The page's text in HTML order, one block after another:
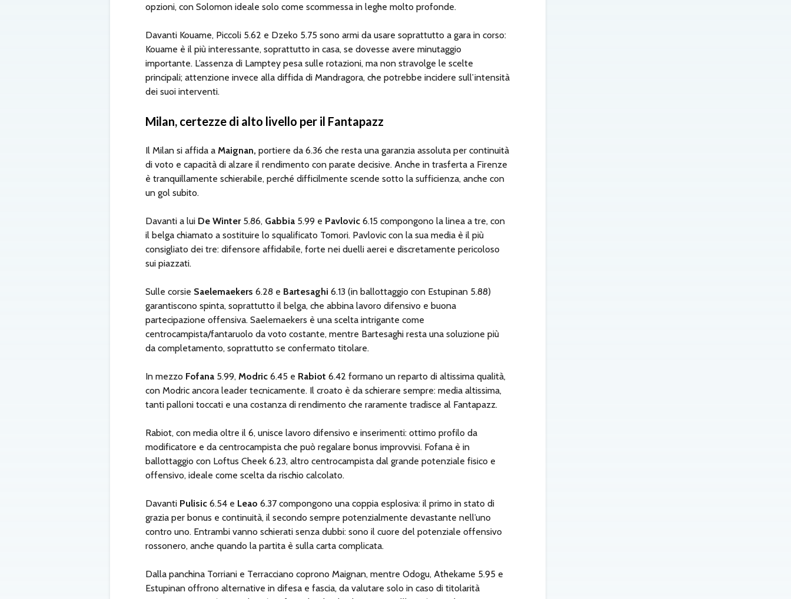
opzioni, con Solomon ideale solo come scommessa in leghe molto profonde.
Davanti Kouame, Piccoli 5.62 e Dzeko 5.75 sono armi da usare soprattutto a gara in corso:
Kouame è il più interessante, soprattutto in casa, se dovesse avere minutaggio
importante. L’assenza di Lamptey pesa sulle rotazioni, ma non stravolge le scelte
principali; attenzione invece alla diffida di Mandragora, che potrebbe incidere sull’intensità
dei suoi interventi.
Milan, certezze di alto livello per il Fantapazz
Il Milan si affida a Maignan, portiere da 6.36 che resta una garanzia assoluta per continuità
di voto e capacità di alzare il rendimento con parate decisive. Anche in trasferta a Firenze
è tranquillamente schierabile, perché difficilmente scende sotto la sufficienza, anche con
un gol subito.
Davanti a lui De Winter5.86, Gabbia 5.99 e Pavlovic 6.15 compongono la linea a tre, con
il belga chiamato a sostituire lo squalificato Tomori. Pavlovic con la sua media è il più
consigliato dei tre: difensore affidabile, forte nei duelli aerei e discretamente pericoloso
sui piazzati.
Sulle corsie Saelemaekers 6.28 e Bartesaghi 6.13 (in ballottaggio con Estupinan 5.88)
garantiscono spinta, soprattutto il belga, che abbina lavoro difensivo e buona
partecipazione offensiva. Saelemaekers è una scelta intrigante come
centrocampista/fantaruolo da voto costante, mentre Bartesaghi resta una soluzione più
da completamento, soprattutto se confermato titolare.
In mezzo Fofana 5.99, Modric 6.45 e Rabiot 6.42 formano un reparto di altissima qualità,
con Modric ancora leader tecnicamente. Il croato è da schierare sempre: media altissima,
tanti palloni toccati e una costanza di rendimento che raramente tradisce al Fantapazz.
Rabiot, con media oltre il 6, unisce lavoro difensivo e inserimenti: ottimo profilo da
modificatore e da centrocampista che può regalare bonus improvvisi. Fofana è in
ballottaggio con Loftus Cheek 6.23, altro centrocampista dal grande potenziale fisico e
offensivo, ideale come scelta da rischio calcolato.
Davanti Pulisic 6.54 e Leao 6.37 compongono una coppia esplosiva: il primo in stato di
grazia per bonus e continuità, il secondo sempre potenzialmente devastante nell’uno
contro uno. Entrambi vanno schierati senza dubbi: sono il cuore del potenziale offensivo
rossonero, anche quando la partita è sulla carta complicata.
Dalla panchina Torriani e Terracciano coprono Maignan, mentre Odogu, Athekame 5.95 e
Estupinan offrono alternative in difesa e fascia, da valutare solo in caso di titolarità